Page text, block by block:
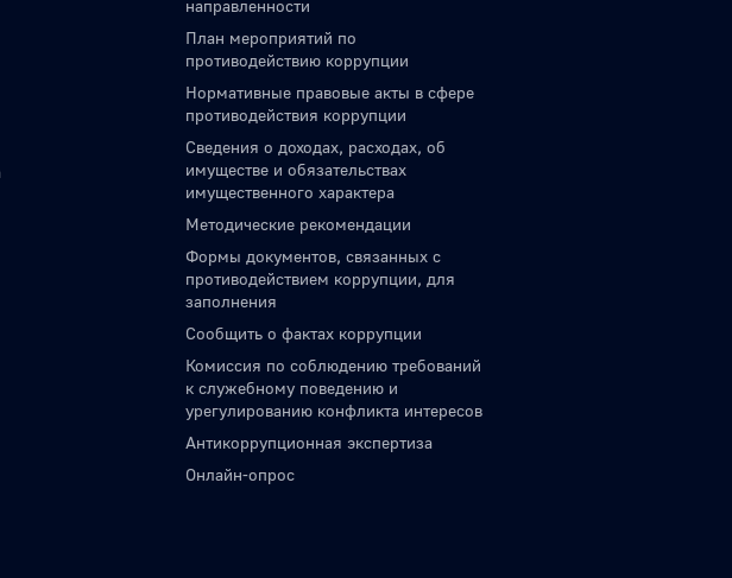
направленности
План мероприятий по
противодействию коррупции
Нормативные правовые акты в сфере
противодействия коррупции
Сведения о доходах, расходах, об
имуществе и обязательствах
имущественного характера
Методические рекомендации
Формы документов, связанных с
противодействием коррупции, для
заполнения
Сообщить о фактах коррупции
Комиссия по соблюдению требований
к служебному поведению и
урегулированию конфликта интересов
Антикоррупционная экспертиза
Онлайн-опрос